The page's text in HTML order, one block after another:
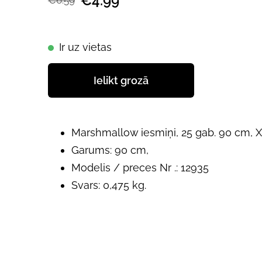
Ir uz vietas
Ielikt grozā
Marshmallow iesmiņi, 25 gab. 90 cm,
Garums: 90 cm,
Modelis / preces Nr .: 12935
Svars: 0,475 kg.